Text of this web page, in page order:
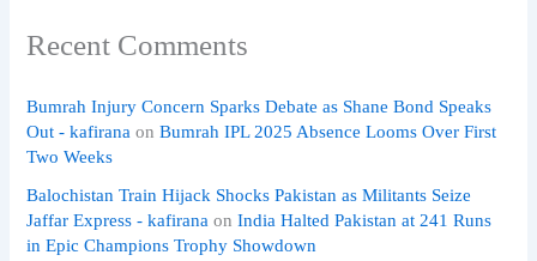
Recent Comments
Bumrah Injury Concern Sparks Debate as Shane Bond Speaks
Out - kafirana onBumrah IPL 2025 Absence Looms Over First
Two Weeks
Balochistan Train Hijack Shocks Pakistan as Militants Seize
Jaffar Express - kafirana onIndia Halted Pakistan at 241 Runs
in Epic Champions Trophy Showdown